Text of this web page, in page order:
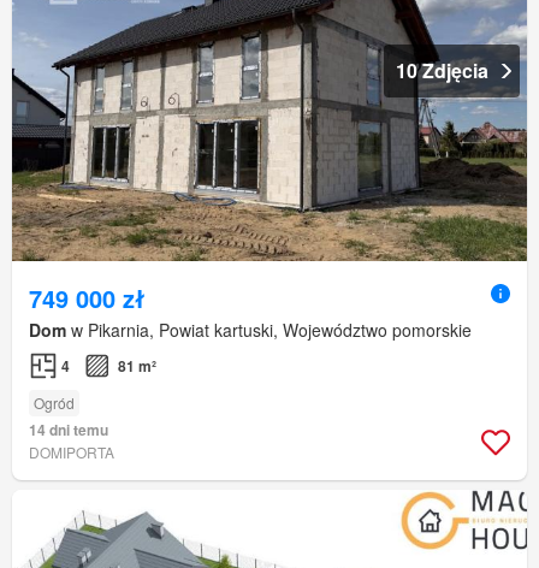
10 Zdjęcia
749 000 zł
Dom w Pikarnia, Powiat kartuski, Województwo pomorskie
4 81 m²
Ogród
14 dni temu
DOMIPORTA